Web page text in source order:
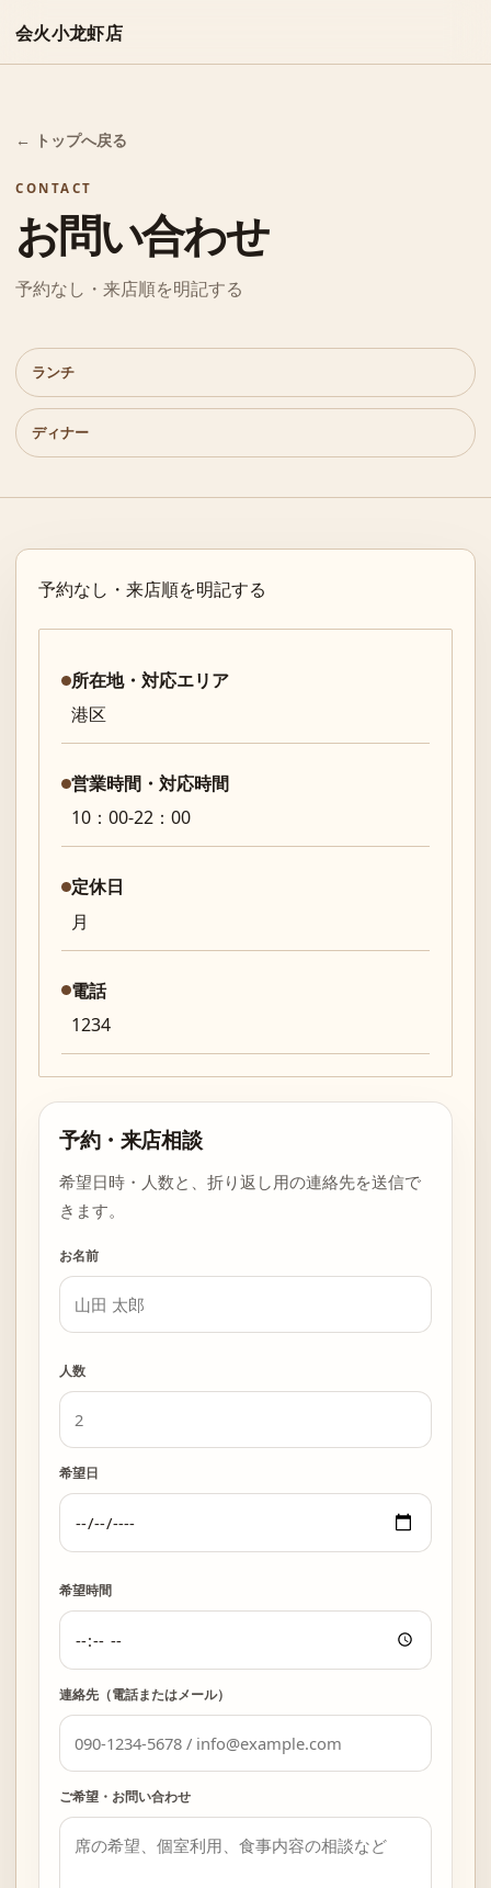
会火小龙虾店
← トップへ戻る
CONTACT
お問い合わせ
予約なし・来店順を明記する
ランチ
ディナー
予約なし・来店順を明記する
所在地・対応エリア
港区
営業時間・対応時間
10：00-22：00
定休日
月
電話
1234
予約・来店相談
希望日時・人数と、折り返し用の連絡先を送信で
きます。
お名前
人数
希望日
希望時間
連絡先（電話またはメール）
ご希望・お問い合わせ